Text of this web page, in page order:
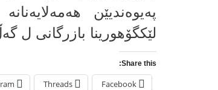
پەیوەندیێن
لێكگۆهورینا بازرگانی ل
Share this:
Facebook
Threads